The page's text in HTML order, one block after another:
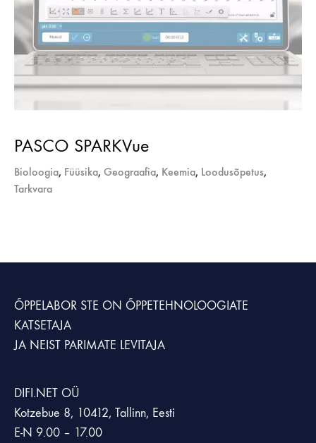
PASCO SPARKVue
Bioloogia, Füüsika, Geograafia, Keemia, Loodusõpetus,
Tarkvara
ÕPPELABOR STE ON ÕPPETEHNOLOOGIATE
KATSETAJA
JA NEIST PARIMATE LEVITAJA
DIFI.NET OÜ
Kotzebue 8, 10412, Tallinn, Eesti
E-N 9.00 – 17.00